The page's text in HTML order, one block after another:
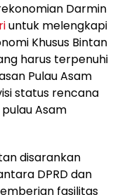
Darmin
untuk melengkapi
Khusus Bintan
harus terpenuhi
Pulau Asam
status rencana
Asam
disarankan
DPRD dan
fasilitas